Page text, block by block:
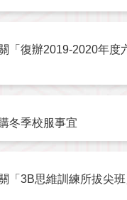
「復辦2019-2020年度
冬季校服事宜
「3B思維訓練所拔尖